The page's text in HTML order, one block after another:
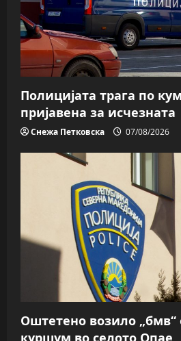
Полицијата трага пo
пријавена за исчезната
Снежа Петковска 07/08/2026
Оштетено возило „бмв“
куршум во селото Опае